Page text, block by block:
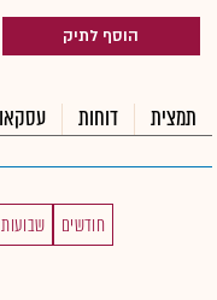
הוסף לתיק
תמצית דוחות
חודשים שבועות